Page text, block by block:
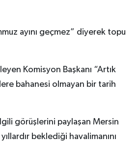
ayını geçmez” diyerek topu
Komisyon Başkanı “Artık
bahanesi olmayan bir tarih
görüşlerini paylaşan Mersin
beklediği havalimanını